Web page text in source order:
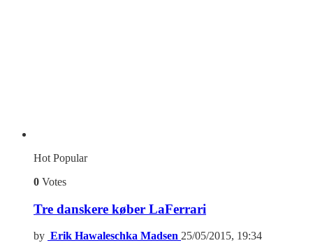
Hot Popular
0 Votes
Tre danskere køber LaFerrari
by Erik Hawaleschka Madsen 25/05/2015, 19:34